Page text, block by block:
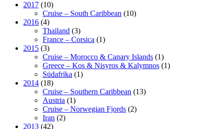
2017 (10)
Cruise – South Caribbean (10)
2016 (4)
Thailand (3)
France – Corsica (1)
2015 (3)
Cruise – Morocco & Canary Islands (1)
Greece – Kos & Nisyros & Kalymnos (1)
Südafrika (1)
2014 (18)
Cruise – Southern Caribbean (13)
Austria (1)
Cruise – Norwegian Fjords (2)
Iran (2)
2013 (42)